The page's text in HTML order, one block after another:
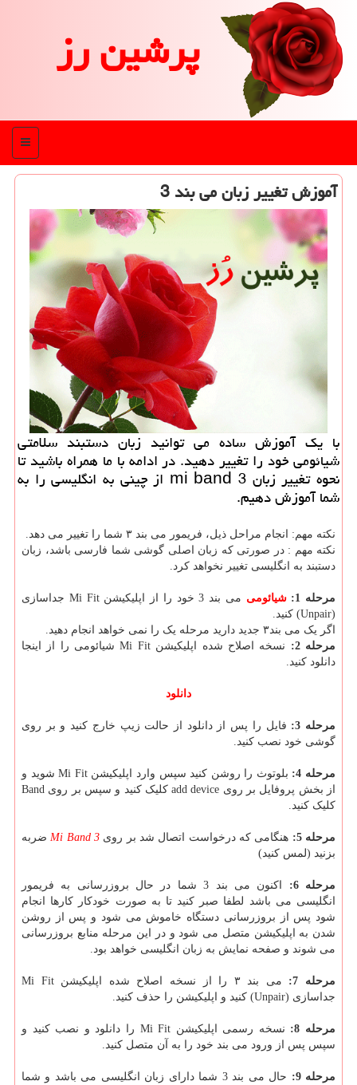
پرشین رز
منو
آموزش تغییر زبان می بند 3
با یك آموزش ساده می توانید زبان دستبند سلامتی
شیائومی خود را تغییر دهید. در ادامه با ما همراه باشید تا
نحوه تغییر زبان mi band 3 از چینی به انگلیسی را به
شما آموزش دهیم.
نکته مهم: انجام مراحل ذیل، فریمور می بند ۳ شما را تغییر می دهد.
نکته مهم : در صورتی که زبان اصلی گوشی شما فارسی باشد، زبان
دستبند به انگلیسی تغییر نخواهد کرد.
مرحله 1: شیائومی
می بند 3 خود را از اپلیکیشن Mi Fit جداسازی
(Unpair) کنید.
اگر یک می بند۳ جدید دارید مرحله یک را نمی خواهد انجام دهید.
مرحله 2:
نسخه اصلاح شده اپلیکیشن Mi Fit شیائومی را از اینجا
دانلود کنید.
دانلود
مرحله 3:
فایل را پس از دانلود از حالت زیپ خارج کنید و بر روی
گوشی خود نصب کنید.
مرحله 4:
بلوتوث را روشن کنید سپس وارد اپلیکیشن Mi Fit شوید و
از بخش پروفایل بر روی add device کلیک کنید و سپس بر روی Band
کلیک کنید.
مرحله 5: هنگامی که درخواست اتصال شد بر روی Mi Band 3 ضربه
بزنید (لمس کنید)
مرحله 6:
اکنون می بند 3 شما در حال بروزرسانی به فریمور
انگلیسی می باشد لطفا صبر کنید تا به صورت خودکار کارها انجام
شود پس از بروزرسانی دستگاه خاموش می شود و پس از روشن
شدن به اپلیکیشن متصل می شود و در این مرحله منابع بروزرسانی
می شوند و صفحه نمایش به زبان انگلیسی خواهد بود.
مرحله 7:
می بند ۳ را از نسخه اصلاح شده اپلیکیشن Mi Fit
جداسازی (Unpair) کنید و اپلیکیشن را حذف کنید.
مرحله 8:
نسخه رسمی اپلیکیشن Mi Fit را دانلود و نصب کنید و
سپس پس از ورود می بند خود را به آن متصل کنید.
مرحله 9:
حال می بند 3 شما دارای زبان انگلیسی می باشد و شما